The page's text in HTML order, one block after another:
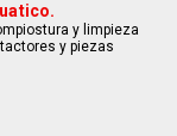
y limpieza
y piezas